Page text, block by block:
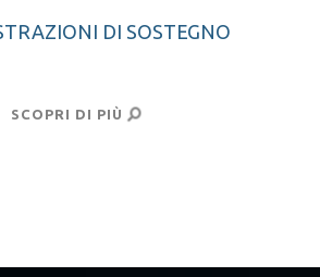
DI SOSTEGNO
SCOPRI DI PIÙ